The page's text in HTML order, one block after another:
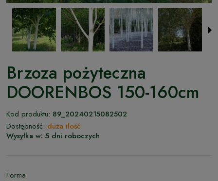
Brzoza pożyteczna
DOORENBOS 150-160cm
Kod produktu: 89_20240215082502
Dostępność: duża ilość
Wysyłka w: 5 dni roboczych
Forma: